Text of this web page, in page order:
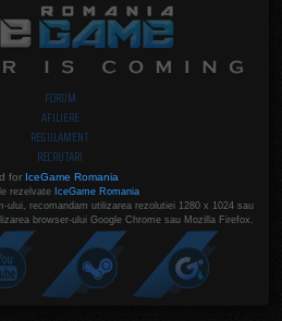
FORUM
AFILIERE
REGULAMENT
RECRUTARI
for IceGame Romania
rezelvate IceGame Romania
ului, recomandam utilizarea rezolutiei 1280 x 1024 sau
browser-ului Google Chrome sau Mozilla Firefox.